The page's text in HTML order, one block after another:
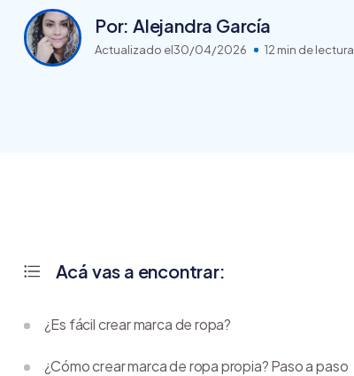
Por: Alejandra García
Actualizado el30/04/2026 12 min de lectura
Acá vas a encontrar:
¿Es fácil crear marca de ropa?
¿Cómo crear marca de ropa propia? Paso a paso